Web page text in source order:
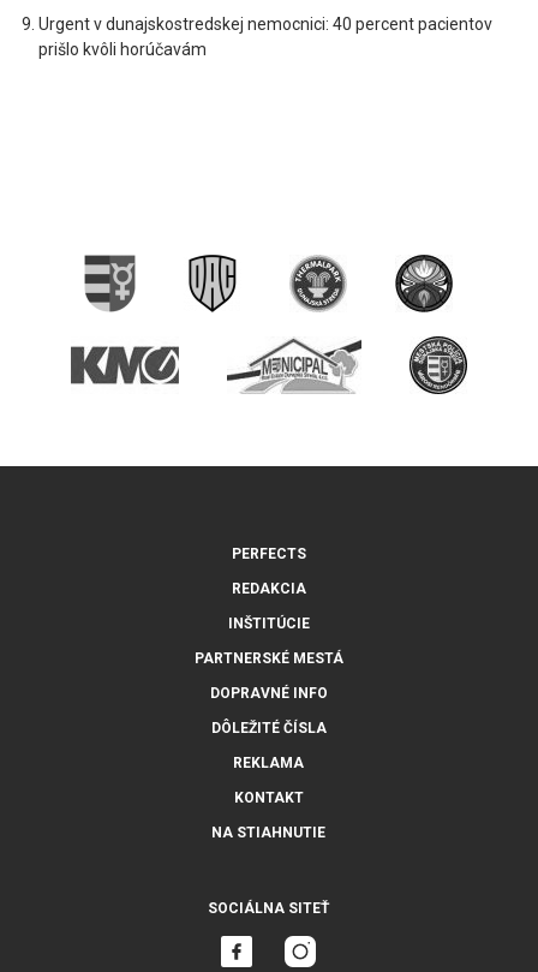
Urgent v dunajskostredskej nemocnici: 40 percent pacientov
prišlo kvôli horúčavám
PERFECTS
REDAKCIA
INŠTITÚCIE
PARTNERSKÉ MESTÁ
DOPRAVNÉ INFO
DÔLEŽITÉ ČÍSLA
REKLAMA
KONTAKT
NA STIAHNUTIE
SOCIÁLNA SITEŤ